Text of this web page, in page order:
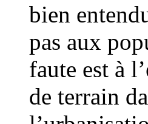
bien
pas aux
faute est à
de terrain